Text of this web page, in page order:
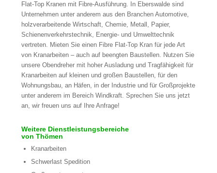
Flat-Top Kranen mit Fibre-Ausführung. In Eberswalde sind
Unternehmen unter anderem aus den Branchen Automotive,
holzverarbeitende Wirtschaft, Chemie, Metall, Papier,
Schienenverkehrstechnik, Energie- und Umwelttechnik
vertreten. Mieten Sie einen Fibre Flat-Top Kran für jede Art
von Kranarbeiten – auch auf beengten Baustellen. Nutzen Sie
unsere Obendreher mit hoher Ausladung und Tragfähigkeit für
Kranarbeiten auf kleinen und großen Baustellen, für den
Wohnungsbau, an Häfen, in der Industrie und für Großprojekte
unter anderem im Bereich Windkraft. Sprechen Sie uns jetzt
an, wir freuen uns auf Ihre Anfrage!
Weitere Dienstleistungsbereiche
von Thömen
Kranarbeiten
Schwerlast Spedition